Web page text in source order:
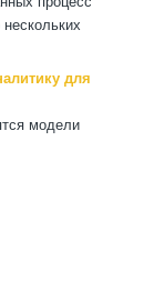
для
модели